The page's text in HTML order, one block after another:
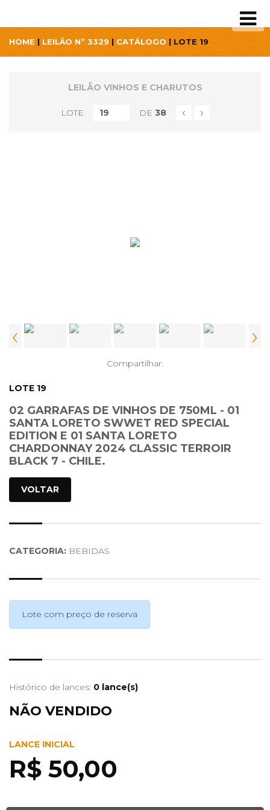
HOME | LEILÃO Nº 3329 | CATÁLOGO | LOTE 19
LEILÃO VINHOS E CHARUTOS
LOTE DE 38 ‹ ›
‹ ›
Compartilhar:
LOTE 19
02 GARRAFAS DE VINHOS DE 750ML - 01
SANTA LORETO SWWET RED SPECIAL
EDITION E 01 SANTA LORETO
CHARDONNAY 2024 CLASSIC TERROIR
BLACK 7 - CHILE.
VOLTAR
CATEGORIA: BEBIDAS
Lote com preço de reserva
Histórico de lances: 0 lance(s)
NÃO VENDIDO
LANCE INICIAL
R$ 50,00